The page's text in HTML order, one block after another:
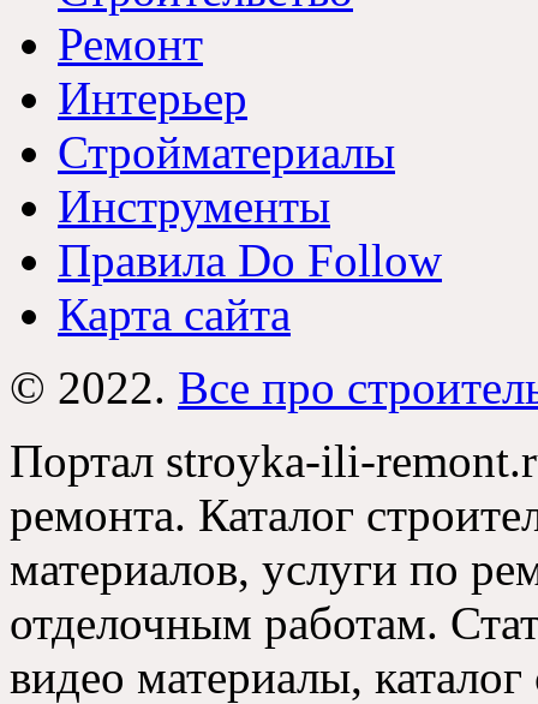
Ремонт
Интерьер
Стройматериалы
Инструменты
Правила Do Follow
Карта сайта
© 2022. Все про
Портал stroyka-ili-
ремонта. Каталог
материалов, услуги по
отделочным работам.
видео материалы,